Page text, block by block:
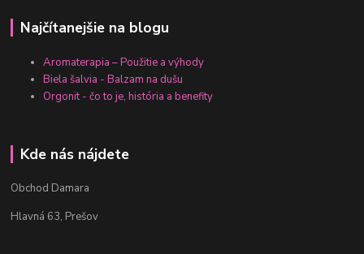
Najčítanejšie na blogu
Aromaterapia – Použitie a výhody
Biela šalvia - Balzam na dušu
Orgonit - čo to je, história a benefity
Kde nás nájdete
Obchod Damara
Hlavná 63, Prešov